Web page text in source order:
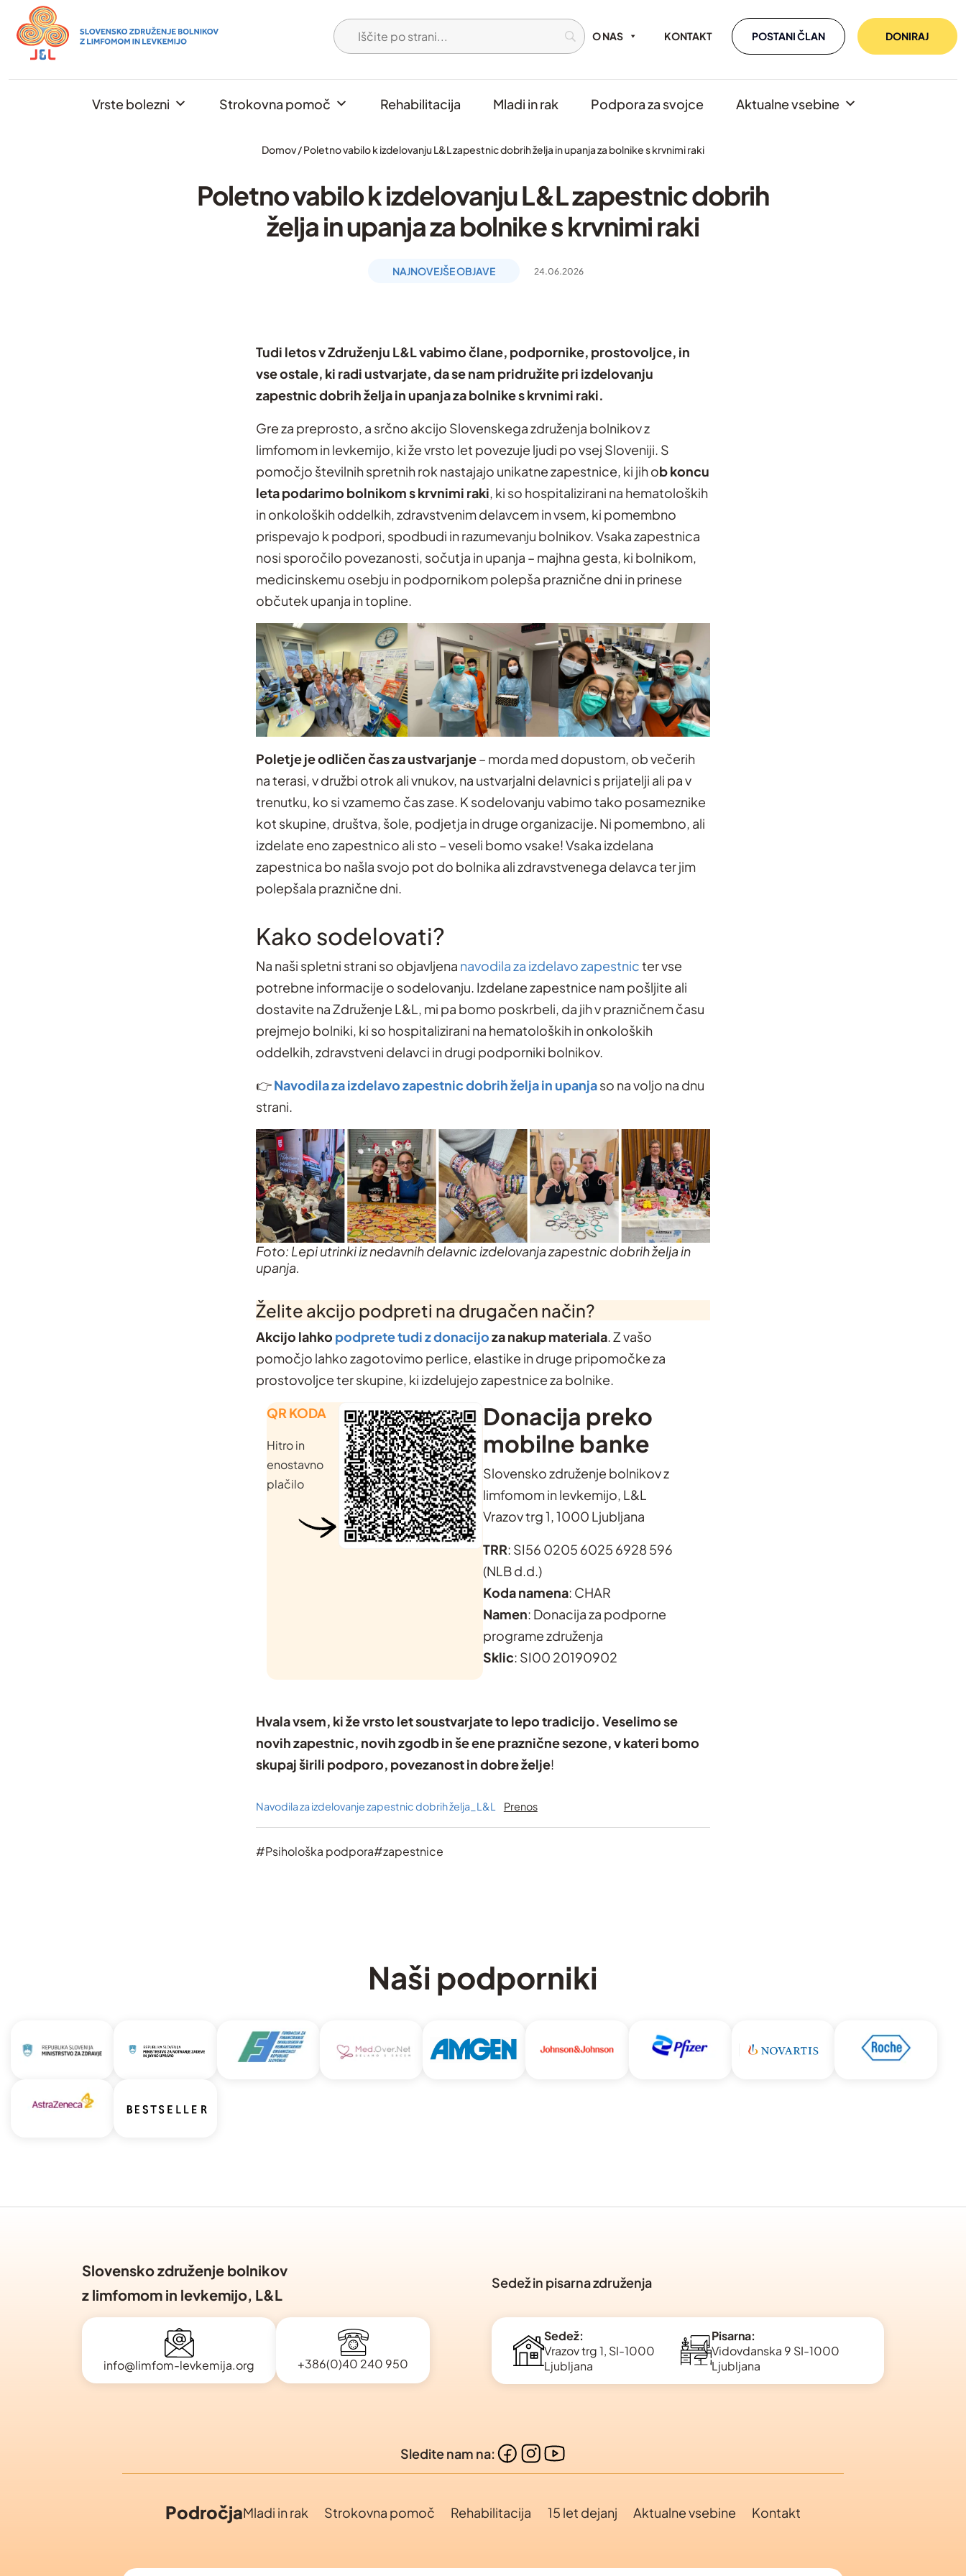
Skip
to
content
O NAS KONTAKT POSTANI ČLAN DONIRAJ
Vrste bolezni Strokovna pomoč Rehabilitacija Mladi in rak Podpora za svojce Aktualne vsebine
Domov/Poletno vabilo k izdelovanju L&L zapestnic dobrih želja in upanja za bolnike s krvnimi raki
Poletno vabilo k izdelovanju L&L zapestnic dobrih
želja in upanja za bolnike s krvnimi raki
NAJNOVEJŠE OBJAVE 24.06.2026
Tudi letos v Združenju L&L vabimo člane, podpornike, prostovoljce, in
vse ostale, ki radi ustvarjate, da se nam pridružite pri izdelovanju
zapestnic dobrih želja in upanja za bolnike s krvnimi raki.
Gre za preprosto, a srčno akcijo Slovenskega združenja bolnikov z
limfomom in levkemijo, ki že vrsto let povezuje ljudi po vsej Sloveniji. S
pomočjo številnih spretnih rok nastajajo unikatne zapestnice, ki jih ob koncu
leta podarimo bolnikom s krvnimi raki, ki so hospitalizirani na hematoloških
in onkoloških oddelkih, zdravstvenim delavcem in vsem, ki pomembno
prispevajo k podpori, spodbudi in razumevanju bolnikov. Vsaka zapestnica
nosi sporočilo povezanosti, sočutja in upanja – majhna gesta, ki bolnikom,
medicinskemu osebju in podpornikom polepša praznične dni in prinese
občutek upanja in topline.
Poletje je odličen čas za ustvarjanje– morda med dopustom, ob večerih
na terasi, v družbi otrok ali vnukov, na ustvarjalni delavnici s prijatelji ali pa v
trenutku, ko si vzamemo čas zase. K sodelovanju vabimo tako posameznike
kot skupine, društva, šole, podjetja in druge organizacije. Ni pomembno, ali
izdelate eno zapestnico ali sto – veseli bomo vsake! Vsaka izdelana
zapestnica bo našla svojo pot do bolnika ali zdravstvenega delavca ter jim
polepšala praznične dni.
Kako sodelovati?
Na naši spletni strani so objavljena navodila za izdelavo zapestnicter vse
potrebne informacije o sodelovanju. Izdelane zapestnice nam pošljite ali
dostavite na Združenje L&L, mi pa bomo poskrbeli, da jih v prazničnem času
prejmejo bolniki, ki so hospitalizirani na hematoloških in onkoloških
oddelkih, zdravstveni delavci in drugi podporniki bolnikov.
👉Navodila za izdelavo zapestnic dobrih želja in upanjaso na voljo na dnu
strani.
Foto: Lepi utrinki iz nedavnih delavnic izdelovanja zapestnic dobrih želja in
upanja.
Želite akcijo podpreti na drugačen način?
Akcijo lahko podprete tudi z donacijoza nakup materiala. Z vašo
pomočjo lahko zagotovimo perlice, elastike in druge pripomočke za
prostovoljce ter skupine, ki izdelujejo zapestnice za bolnike.
QR KODA
Hitro in
enostavno
plačilo
Donacija preko
mobilne banke
Slovensko združenje bolnikov z
limfomom in levkemijo, L&L
Vrazov trg 1, 1000 Ljubljana
TRR: SI56 0205 6025 6928 596
(NLB d.d.)
Koda namena: CHAR
Namen: Donacija za podporne
programe združenja
Sklic: SI00 20190902
Hvala vsem, ki že vrsto let soustvarjate to lepo tradicijo. Veselimo se
novih zapestnic, novih zgodb in še ene praznične sezone, v kateri bomo
skupaj širili podporo, povezanost in dobre želje!
Navodila za izdelovanje zapestnic dobrih želja_L&L Prenos
#Psihološka podpora#zapestnice
Naši podporniki
Slovensko združenje bolnikov
z limfomom in levkemijo, L&L
info@limfom-levkemija.org +386(0)40 240 950
Sedež in pisarna združenja
Sedež:
Vrazov trg 1, SI-1000
Ljubljana
Pisarna:
Vidovdanska 9 SI-1000
Ljubljana
Sledite nam na:
PodročjaMladi in rak Strokovna pomoč Rehabilitacija 15 let dejanj Aktualne vsebine Kontakt